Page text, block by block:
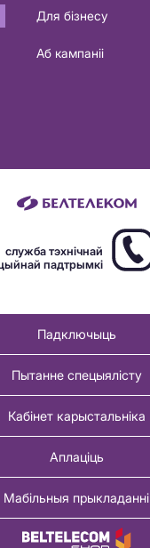
Для бізнесу
Аб кампаніі
служба тэхнічнай
падтрымкі
Падключыць
Пытанне спецыялісту
Кабінет карыстальніка
Аплаціць
Мабільныя прыкладанні
Купіць тавар